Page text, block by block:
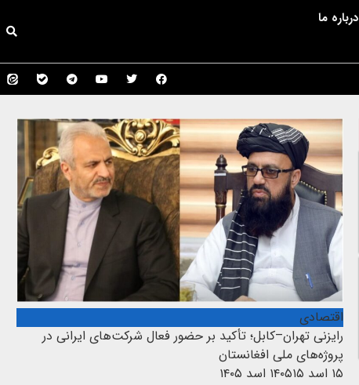
درباره ما
اقتصادی
رایزنی تهران–کابل؛ تأکید بر حضور فعال شرکت‌های ایرانی در
پروژه‌های ملی افغانستان
۱۵ اسد ۱۴۰۵
۱۵ اسد ۱۴۰۵